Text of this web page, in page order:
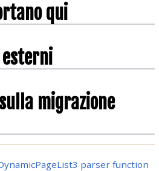
qui
migrazione
parser function